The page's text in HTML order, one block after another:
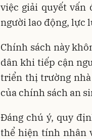
việc giải quyết vấn
người lao động, lực
Chính sách này
dân khi tiếp cận
triển thị trường
của chính sách an
Đáng chú ý, quy
thể hiện tính nhân